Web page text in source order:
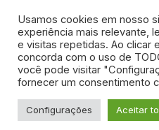
Usamos cookies em nosso
experiência mais relevante,
e visitas repetidas. Ao clicar
concorda com o uso de
você pode visitar
fornecer um consentimento
Configurações Aceitar